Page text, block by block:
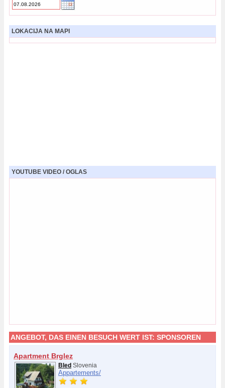
LOKACIJA NA MAPI
YOUTUBE VIDEO / OGLAS
ANGEBOT, DAS EINEN BESUCH WERT IST: SPONSOREN
Apartment Brglez
Bled Slovenia
Appartements/